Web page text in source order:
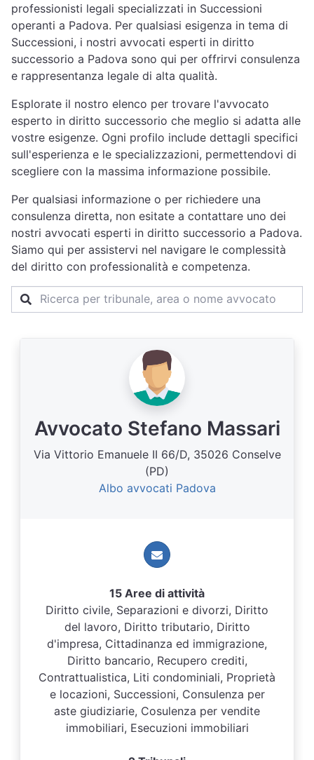
professionisti legali specializzati in Successioni
operanti a Padova. Per qualsiasi esigenza in tema di
Successioni, i nostri avvocati esperti in diritto
successorio a Padova sono qui per offrirvi consulenza
e rappresentanza legale di alta qualità.
Esplorate il nostro elenco per trovare l'avvocato
esperto in diritto successorio che meglio si adatta alle
vostre esigenze. Ogni profilo include dettagli specifici
sull'esperienza e le specializzazioni, permettendovi di
scegliere con la massima informazione possibile.
Per qualsiasi informazione o per richiedere una
consulenza diretta, non esitate a contattare uno dei
nostri avvocati esperti in diritto successorio a Padova.
Siamo qui per assistervi nel navigare le complessità
del diritto con professionalità e competenza.
Avvocato Stefano Massari
Via Vittorio Emanuele II 66/D, 35026 Conselve
(PD)
Albo avvocati Padova
15 Aree di attività
Diritto civile, Separazioni e divorzi, Diritto
del lavoro, Diritto tributario, Diritto
d'impresa, Cittadinanza ed immigrazione,
Diritto bancario, Recupero crediti,
Contrattualistica, Liti condominiali, Proprietà
e locazioni, Successioni, Consulenza per
aste giudiziarie, Cosulenza per vendite
immobiliari, Esecuzioni immobiliari